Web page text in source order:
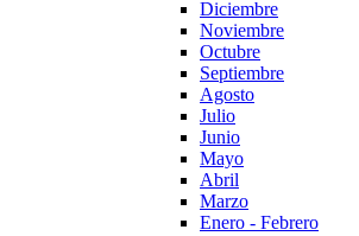
Diciembre
Noviembre
Octubre
Septiembre
Agosto
Julio
Junio
Mayo
Abril
Marzo
Enero - Febrero